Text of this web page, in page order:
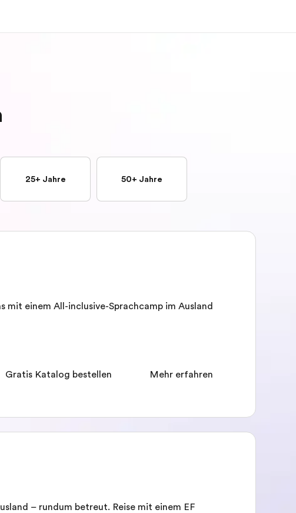
25+ Jahre 50+ Jahre
mit einem All-inclusive-Sprachcamp im Ausland
Mehr erfahren
Gratis Katalog bestellen
– rundum betreut. Reise mit einem EF